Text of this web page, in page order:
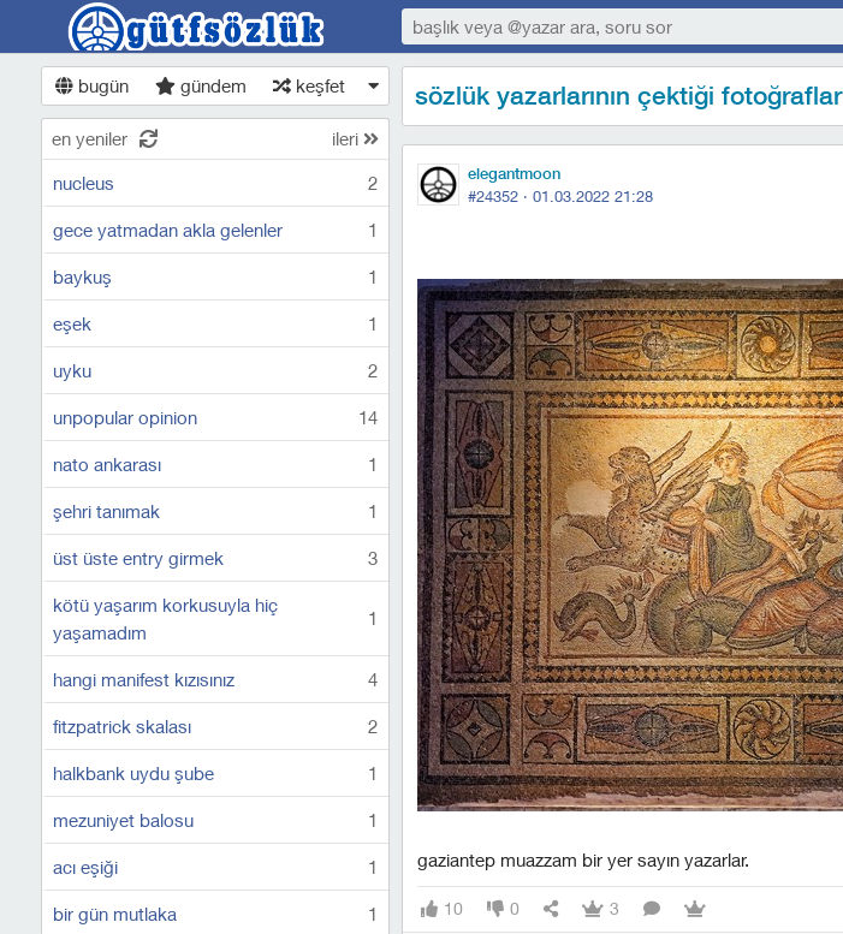
bugün gündem keşfet
en yeniler ileri
nucleus 2
gece yatmadan akla gelenler 1
baykuş 1
eşek 1
uyku 2
unpopular opinion 14
nato ankarası 1
şehri tanımak 1
üst üste entry girmek 3
kötü yaşarım korkusuyla hiç
yaşamadım
1
hangi manifest kızısınız 4
fitzpatrick skalası 2
halkbank uydu şube 1
mezuniyet balosu 1
acı eşiği 1
bir gün mutlaka 1
sözlük yazarlarının çektiği fotoğraflar
elegantmoon
#24352 · 01.03.2022 21:28
gaziantep muazzam bir yer sayın yazarlar.
10 0 3